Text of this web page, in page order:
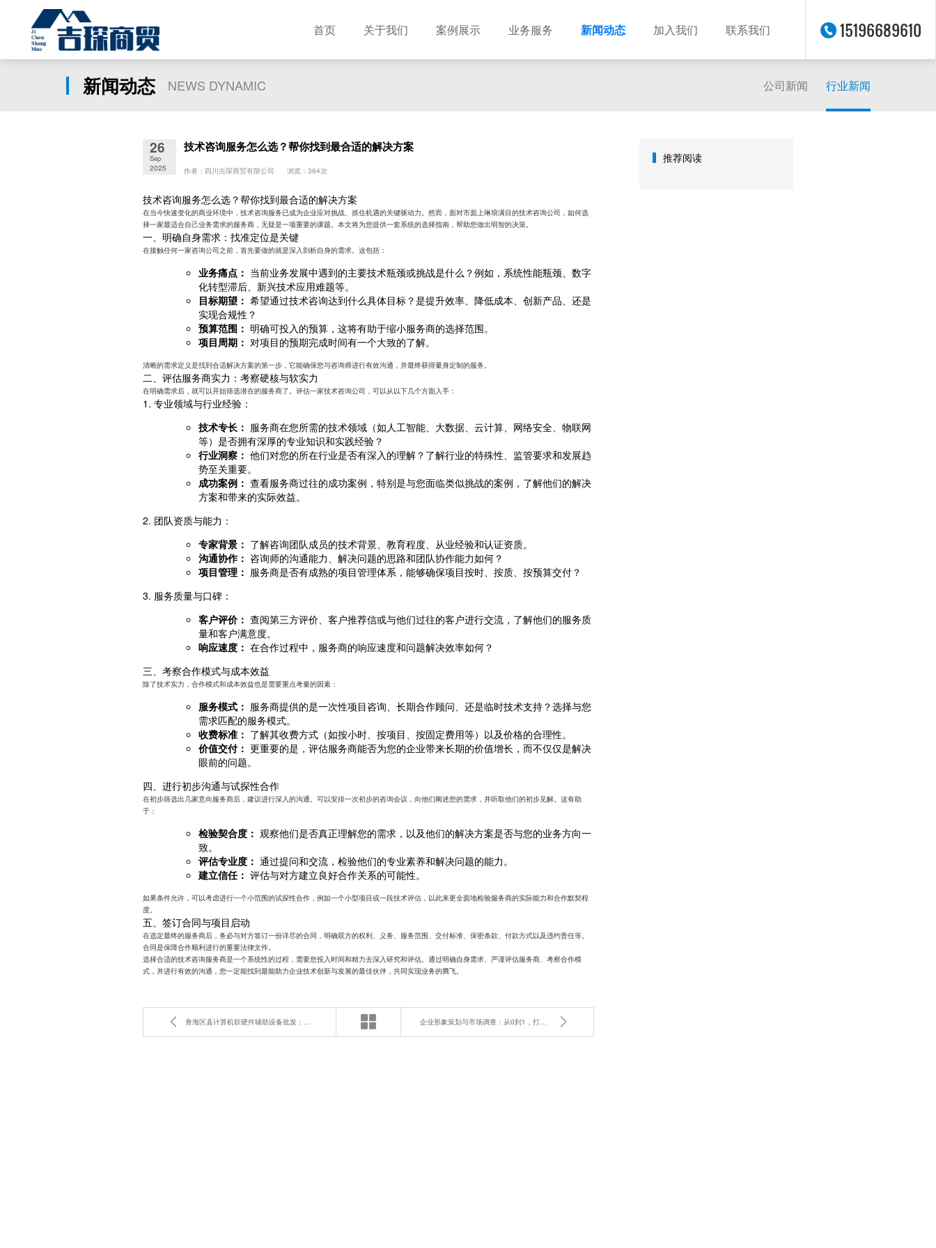
首页 关于我们 案例展示 业务服务 新闻动态 加入我们 联系我们 15196689610
新闻动态 NEWS DYNAMIC 公司新闻 行业新闻
26
Sep
2025
技术咨询服务怎么选？帮你找到最合适的解决方案
作者：四川吉琛商贸有限公司 浏览：364次
技术咨询服务怎么选？帮你找到最合适的解决方案
在当今快速变化的商业环境中，技术咨询服务已成为企业应对挑战、抓住机遇的关键驱动力。然而，面对市面上琳琅满目的技术咨询公司，如何选
择一家最适合自己业务需求的服务商，无疑是一项重要的课题。本文将为您提供一套系统的选择指南，帮助您做出明智的决策。
一、明确自身需求：找准定位是关键
在接触任何一家咨询公司之前，首先要做的就是深入剖析自身的需求。这包括：
业务痛点： 当前业务发展中遇到的主要技术瓶颈或挑战是什么？例如，系统性能瓶颈、数字
化转型滞后、新兴技术应用难题等。
目标期望： 希望通过技术咨询达到什么具体目标？是提升效率、降低成本、创新产品、还是
实现合规性？
预算范围： 明确可投入的预算，这将有助于缩小服务商的选择范围。
项目周期： 对项目的预期完成时间有一个大致的了解。
清晰的需求定义是找到合适解决方案的第一步，它能确保您与咨询师进行有效沟通，并最终获得量身定制的服务。
二、评估服务商实力：考察硬核与软实力
在明确需求后，就可以开始筛选潜在的服务商了。评估一家技术咨询公司，可以从以下几个方面入手：
1. 专业领域与行业经验：
技术专长： 服务商在您所需的技术领域（如人工智能、大数据、云计算、网络安全、物联网
等）是否拥有深厚的专业知识和实践经验？
行业洞察： 他们对您的所在行业是否有深入的理解？了解行业的特殊性、监管要求和发展趋
势至关重要。
成功案例： 查看服务商过往的成功案例，特别是与您面临类似挑战的案例，了解他们的解决
方案和带来的实际效益。
2. 团队资质与能力：
专家背景： 了解咨询团队成员的技术背景、教育程度、从业经验和认证资质。
沟通协作： 咨询师的沟通能力、解决问题的思路和团队协作能力如何？
项目管理： 服务商是否有成熟的项目管理体系，能够确保项目按时、按质、按预算交付？
3. 服务质量与口碑：
客户评价： 查阅第三方评价、客户推荐信或与他们过往的客户进行交流，了解他们的服务质
量和客户满意度。
响应速度： 在合作过程中，服务商的响应速度和问题解决效率如何？
三、考察合作模式与成本效益
除了技术实力，合作模式和成本效益也是需要重点考量的因素：
服务模式： 服务商提供的是一次性项目咨询、长期合作顾问、还是临时技术支持？选择与您
需求匹配的服务模式。
收费标准： 了解其收费方式（如按小时、按项目、按固定费用等）以及价格的合理性。
价值交付： 更重要的是，评估服务商能否为您的企业带来长期的价值增长，而不仅仅是解决
眼前的问题。
四、进行初步沟通与试探性合作
在初步筛选出几家意向服务商后，建议进行深入的沟通。可以安排一次初步的咨询会议，向他们阐述您的需求，并听取他们的初步见解。这有助
于：
检验契合度： 观察他们是否真正理解您的需求，以及他们的解决方案是否与您的业务方向一
致。
评估专业度： 通过提问和交流，检验他们的专业素养和解决问题的能力。
建立信任： 评估与对方建立良好合作关系的可能性。
如果条件允许，可以考虑进行一个小范围的试探性合作，例如一个小型项目或一段技术评估，以此来更全面地检验服务商的实际能力和合作默契程
度。
五、签订合同与项目启动
在选定最终的服务商后，务必与对方签订一份详尽的合同，明确双方的权利、义务、服务范围、交付标准、保密条款、付款方式以及违约责任等。
合同是保障合作顺利进行的重要法律文件。
选择合适的技术咨询服务商是一个系统性的过程，需要您投入时间和精力去深入研究和评估。通过明确自身需求、严谨评估服务商、考察合作模
式，并进行有效的沟通，您一定能找到最能助力企业技术创新与发展的最佳伙伴，共同实现业务的腾飞。
青海区县计算机软硬件辅助设备批发：寻找最佳供应商的指南 企业形象策划与市场调查：从0到1，打造成功的品牌之路
推荐阅读